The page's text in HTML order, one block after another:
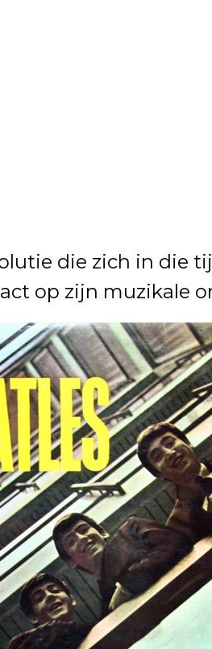
die zich in die
op zijn muzikale